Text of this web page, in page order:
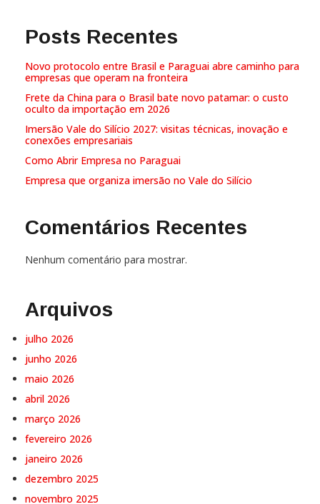
Posts Recentes
Novo protocolo entre Brasil e Paraguai abre caminho para
empresas que operam na fronteira
Frete da China para o Brasil bate novo patamar: o custo
oculto da importação em 2026
Imersão Vale do Silício 2027: visitas técnicas, inovação e
conexões empresariais
Como Abrir Empresa no Paraguai
Empresa que organiza imersão no Vale do Silício
Comentários Recentes
Nenhum comentário para mostrar.
Arquivos
julho 2026
junho 2026
maio 2026
abril 2026
março 2026
fevereiro 2026
janeiro 2026
dezembro 2025
novembro 2025